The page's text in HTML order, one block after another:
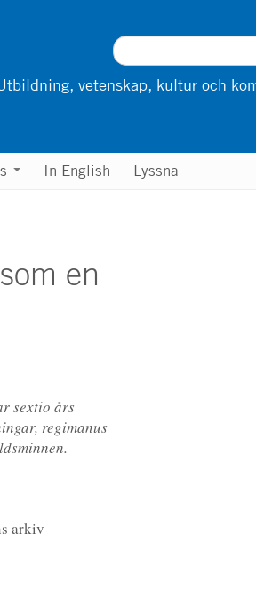
vetenskap, kultur och
In English Lyssna
en
sextio års
regimanus
arkiv